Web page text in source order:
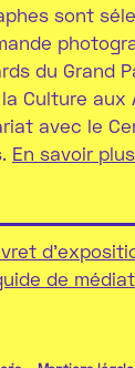
sont
du Grand
Culture aux
avec le
En savoir plus
de